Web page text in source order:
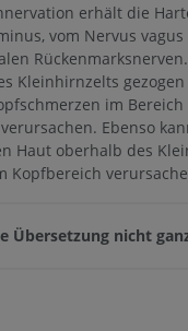
erhält die
vom Nervus
Kleinhirnzelts
im
Ebenso
Haut oberhalb des
Kopfbereich
Übersetzung nicht